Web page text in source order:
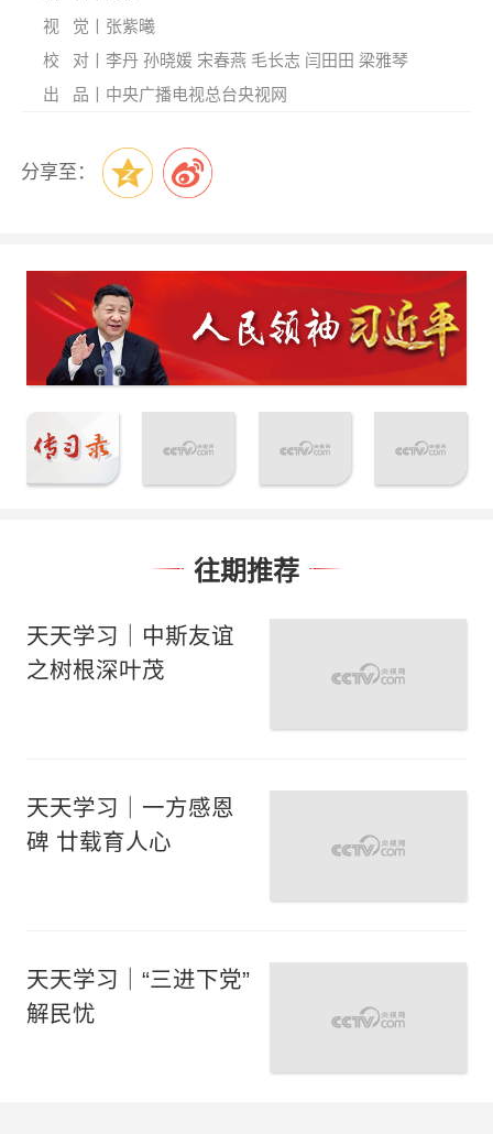
视 觉丨张紫曦
校 对丨李丹 孙晓媛 宋春燕 毛长志 闫田田 梁雅琴
出 品丨中央广播电视总台央视网
分享至：
往期推荐
天天学习｜中斯友谊
之树根深叶茂
天天学习｜一方感恩
碑 廿载育人心
天天学习｜“三进下党”
解民忧